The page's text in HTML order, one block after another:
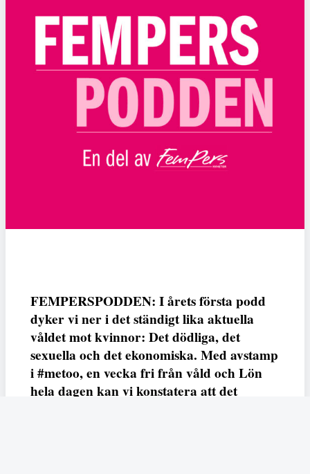
FEMPERSPODDEN: I årets första podd
dyker vi ner i det ständigt lika aktuella
våldet mot kvinnor: Det dödliga, det
sexuella och det ekonomiska. Med avstamp
i #metoo, en vecka fri från våld och Lön
hela dagen kan vi konstatera att det